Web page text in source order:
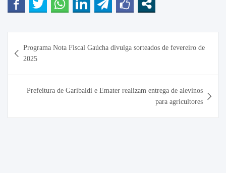
de
Post
Programa Nota Fiscal Gaúcha divulga sorteados de fevereiro de
2025
Prefeitura de Garibaldi e Emater realizam entrega de alevinos
para agricultores